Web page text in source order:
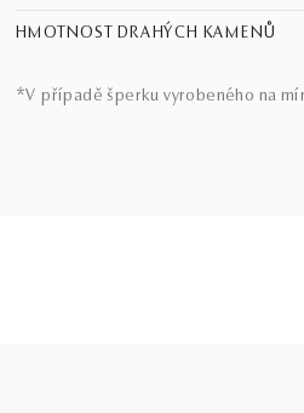
HMOTNOST DRAHÝCH KAMENŮ
*V případě šperku vyrobeného na